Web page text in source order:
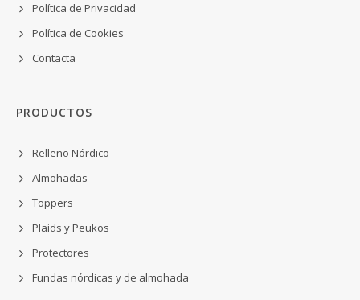
Política de Privacidad
Política de Cookies
Contacta
PRODUCTOS
Relleno Nórdico
Almohadas
Toppers
Plaids y Peukos
Protectores
Fundas nórdicas y de almohada